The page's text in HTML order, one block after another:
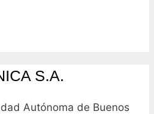
S.A.
Autónoma de Buenos